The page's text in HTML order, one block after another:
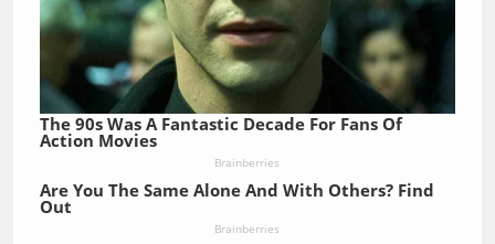
The 90s Was A Fantastic Decade For Fans Of
Action Movies
Brainberries
Are You The Same Alone And With Others? Find
Out
Brainberries